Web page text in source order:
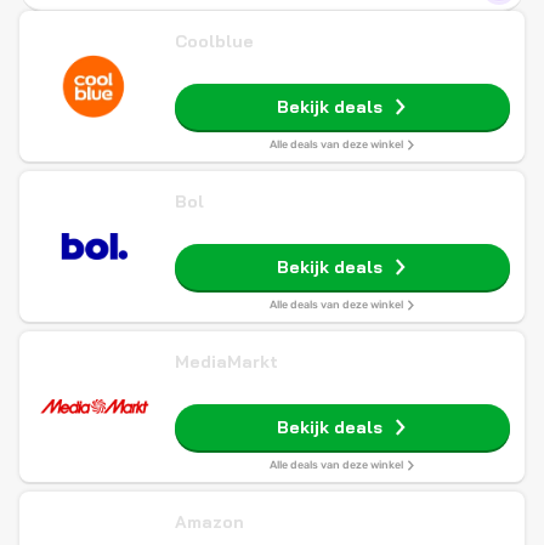
Coolblue
Bekijk deals
Alle deals van deze winkel
Bol
Bekijk deals
Alle deals van deze winkel
MediaMarkt
Bekijk deals
Alle deals van deze winkel
Amazon